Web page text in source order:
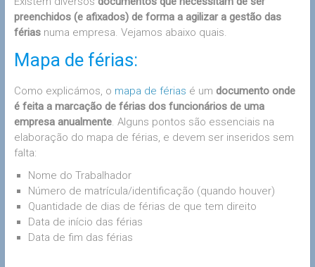
preenchidos (e afixados) de forma a agilizar a gestão das
fériasnuma empresa. Vejamos abaixo quais.
Mapa de férias:
Como explicámos, o mapa de férias é um documento onde
é feita a marcação de férias dos funcionários de uma
empresa anualmente. Alguns pontos são essenciais na
elaboração do mapa de férias, e devem ser inseridos sem
falta:
Nome do Trabalhador
Número de matrícula/identificação (quando houver)
Quantidade de dias de férias de que tem direito
Data de início das férias
Data de fim das férias